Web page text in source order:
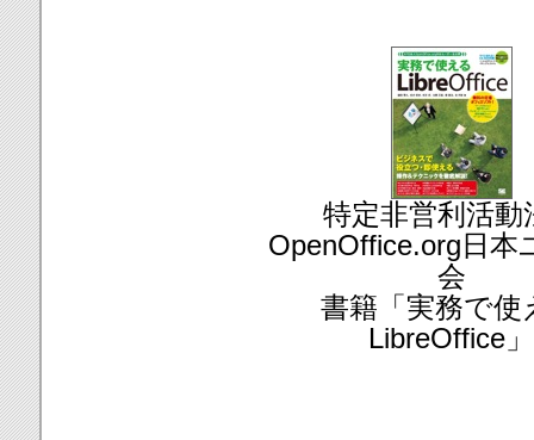
特定非営利活動
OpenOffice.org日本
会
書籍「実務で使
LibreOffice」